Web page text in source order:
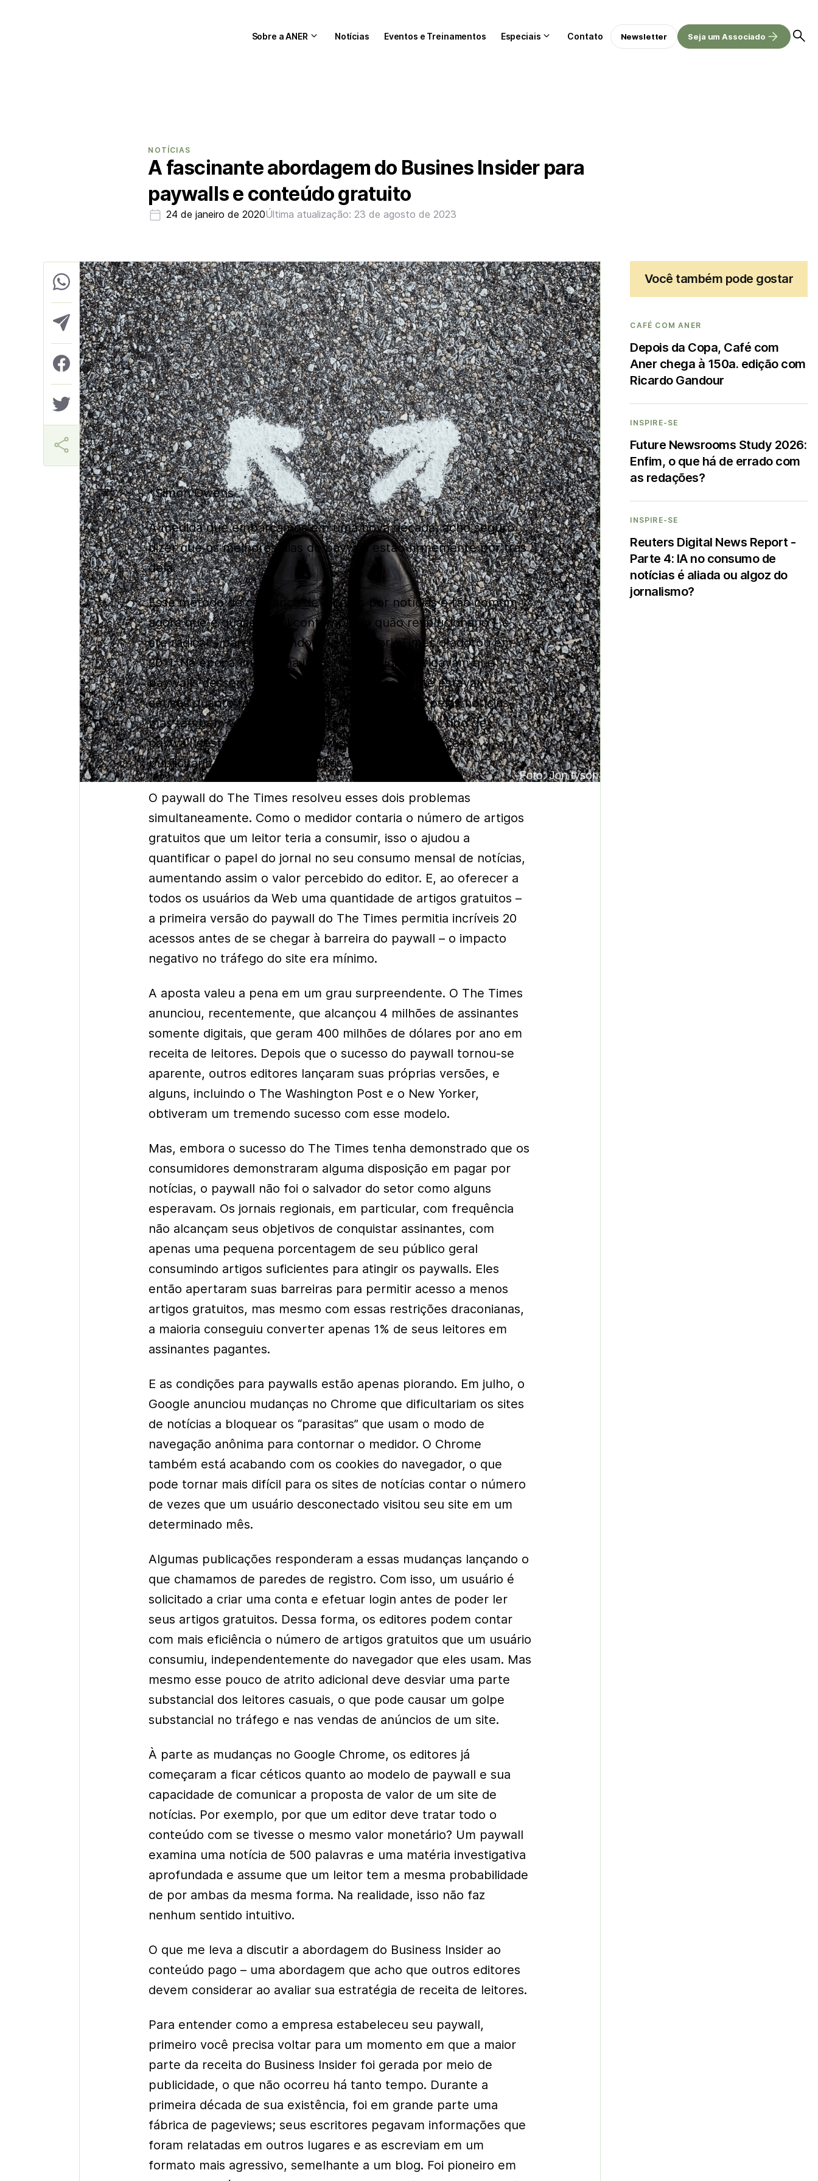
Sobre a ANER Notícias Eventos e Treinamentos Especiais Contato Newsletter Seja um Associado
NOTÍCIAS
A fascinante abordagem do Busines Insider para
paywalls e conteúdo gratuito
24 de janeiro de 2020Última atualização: 23 de agosto de 2023
Helio Gama Neto
*Simon Owens
À medida que embarcamos em uma nova década, acho seguro
dizer que os melhores dias do paywall estão firmemente por trás
dela.
Esse método de cobrança de leitores por notícias é tão comum
agora que é quase difícil contemplar o quão revolucionário – e
até radical – parecia quando The New York Times o adotou em
2011. Na época, muitos na indústria da mídia duvidavam que
paywalls dessem certo. As pessoas não somente estavam
céticas quanto fato de que os leitores pagariam pelas notícias,
mas também temiam que a instalação de qualquer tipo de
paywall destruiria o tráfego da web, dizimando a receita
publicitária de um site de notícias.
O paywall do The Times resolveu esses dois problemas
simultaneamente. Como o medidor contaria o número de artigos
gratuitos que um leitor teria a consumir, isso o ajudou a
quantificar o papel do jornal no seu consumo mensal de notícias,
aumentando assim o valor percebido do editor. E, ao oferecer a
todos os usuários da Web uma quantidade de artigos gratuitos –
a primeira versão do paywall do The Times permitia incríveis 20
acessos antes de se chegar à barreira do paywall – o impacto
negativo no tráfego do site era mínimo.
A aposta valeu a pena em um grau surpreendente. O The Times
anunciou, recentemente, que alcançou 4 milhões de assinantes
somente digitais, que geram 400 milhões de dólares por ano em
receita de leitores. Depois que o sucesso do paywall tornou-se
aparente, outros editores lançaram suas próprias versões, e
alguns, incluindo o The Washington Post e o New Yorker,
obtiveram um tremendo sucesso com esse modelo.
Mas, embora o sucesso do The Times tenha demonstrado que os
consumidores demonstraram alguma disposição em pagar por
notícias, o paywall não foi o salvador do setor como alguns
esperavam. Os jornais regionais, em particular, com frequência
não alcançam seus objetivos de conquistar assinantes, com
apenas uma pequena porcentagem de seu público geral
consumindo artigos suficientes para atingir os paywalls. Eles
então apertaram suas barreiras para permitir acesso a menos
artigos gratuitos, mas mesmo com essas restrições draconianas,
a maioria conseguiu converter apenas 1% de seus leitores em
assinantes pagantes.
E as condições para paywalls estão apenas piorando. Em julho, o
Google anunciou mudanças no Chrome que dificultariam os sites
de notícias a bloquear os “parasitas” que usam o modo de
navegação anônima para contornar o medidor. O Chrome
também está acabando com os cookies do navegador, o que
pode tornar mais difícil para os sites de notícias contar o número
de vezes que um usuário desconectado visitou seu site em um
determinado mês.
Algumas publicações responderam a essas mudanças lançando o
que chamamos de paredes de registro. Com isso, um usuário é
solicitado a criar uma conta e efetuar login antes de poder ler
seus artigos gratuitos. Dessa forma, os editores podem contar
com mais eficiência o número de artigos gratuitos que um usuário
consumiu, independentemente do navegador que eles usam. Mas
mesmo esse pouco de atrito adicional deve desviar uma parte
substancial dos leitores casuais, o que pode causar um golpe
substancial no tráfego e nas vendas de anúncios de um site.
À parte as mudanças no Google Chrome, os editores já
começaram a ficar céticos quanto ao modelo de paywall e sua
capacidade de comunicar a proposta de valor de um site de
notícias. Por exemplo, por que um editor deve tratar todo o
conteúdo com se tivesse o mesmo valor monetário? Um paywall
examina uma notícia de 500 palavras e uma matéria investigativa
aprofundada e assume que um leitor tem a mesma probabilidade
de por ambas da mesma forma. Na realidade, isso não faz
nenhum sentido intuitivo.
O que me leva a discutir a abordagem do Business Insider ao
conteúdo pago – uma abordagem que acho que outros editores
devem considerar ao avaliar sua estratégia de receita de leitores.
Para entender como a empresa estabeleceu seu paywall,
primeiro você precisa voltar para um momento em que a maior
parte da receita do Business Insider foi gerada por meio de
publicidade, o que não ocorreu há tanto tempo. Durante a
primeira década de sua existência, foi em grande parte uma
fábrica de pageviews; seus escritores pegavam informações que
foram relatadas em outros lugares e as escreviam em um
formato mais agressivo, semelhante a um blog. Foi pioneiro em
Você também pode gostar
CAFÉ COM ANER
Depois da Copa, Café com
Aner chega à 150a. edição com
Ricardo Gandour
INSPIRE-SE
Future Newsrooms Study 2026:
Enfim, o que há de errado com
as redações?
INSPIRE-SE
Reuters Digital News Report -
Parte 4: IA no consumo de
notícias é aliada ou algoz do
jornalismo?